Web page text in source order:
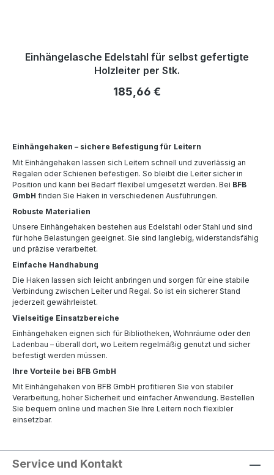
Einhängelasche Edelstahl für selbst gefertigte
Holzleiter per Stk.
Regulärer Preis:
185,66 €
Einhängehaken – sichere Befestigung für Leitern
Mit Einhängehaken lassen sich Leitern schnell und zuverlässig an
Regalen oder Schienen befestigen. So bleibt die Leiter sicher in
Position und kann bei Bedarf flexibel umgesetzt werden. Bei BFB
GmbH finden Sie Haken in verschiedenen Ausführungen.
Robuste Materialien
Unsere Einhängehaken bestehen aus Edelstahl oder Stahl und sind
für hohe Belastungen geeignet. Sie sind langlebig, widerstandsfähig
und präzise verarbeitet.
Einfache Handhabung
Die Haken lassen sich leicht anbringen und sorgen für eine stabile
Verbindung zwischen Leiter und Regal. So ist ein sicherer Stand
jederzeit gewährleistet.
Vielseitige Einsatzbereiche
Einhängehaken eignen sich für Bibliotheken, Wohnräume oder den
Ladenbau – überall dort, wo Leitern regelmäßig genutzt und sicher
befestigt werden müssen.
Ihre Vorteile bei BFB GmbH
Mit Einhängehaken von BFB GmbH profitieren Sie von stabiler
Verarbeitung, hoher Sicherheit und einfacher Anwendung. Bestellen
Sie bequem online und machen Sie Ihre Leitern noch flexibler
einsetzbar.
Service und Kontakt